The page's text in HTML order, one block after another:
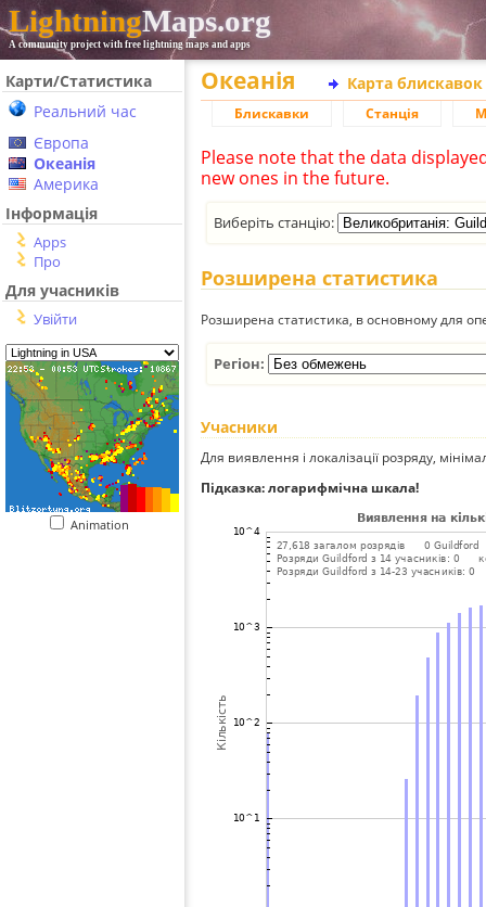
LightningMaps.org
A community project with free lightning maps and apps
Карти/Статистика
Реальний час
Європа
Океанія
Америка
Інформація
Apps
Про
Для учасників
Увійти
Animation
Океанія Карта
Блискавки Станція
Please note that the data
new ones in the future.
Виберіть станцію:
Розширена статистика
Розширена статистика, в основному для
Регіон:
Учасники
Для виявлення і локалізації розряду,
Підказка: логарифмічна шкала!